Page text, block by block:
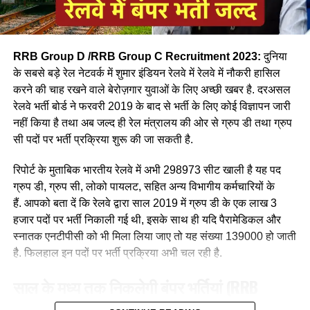
आपने अमूमन पुरुषों को ही रेल चलाते हुए देखा होगा लेकिन माथे पर लाल
बिंदी, भरी हुई मांग और हाथ में लाल चूड़ी पहने हुए महिला लोकों पायलेट
नीलम राथल रेल में सवार हजारों यात्रियों को सुरक्षित गंतव्य पहुंचाने की
रेलवे की सीनियर असिस्टेंट लोको पायलट नीलम बताती है कि जब वे
पेसीजर ट्रेन चलाती है तो कई लोग उन्हें देख कर हेरान रह जाते है कुछ
लड़कीया उन्हे देखकर काफी खुश भी होती है कि एक महिला ट्रेन चल रही
है।
RRB Group D /RRB Group C Recruitment 2023:दुनिया
के सबसे बड़े रेल नेटवर्क में शुमार इंडियन रेलवे में रेलवे में नौकरी हासिल
करने की चाह रखने वाले बेरोज़गार युवाओं के लिए अच्छी खबर है. दरअसल
रेलवे भर्ती बोर्ड ने फरवरी 2019 के बाद से भर्ती के लिए कोई विज्ञापन जारी
नहीं किया है तथा अब जल्द ही रेल मंत्रालय की ओर से ग्रुप डी तथा ग्रुप
सी पदों पर भर्ती प्रक्रिया शुरू की जा सकती है.
रिपोर्ट के मुताबिक भारतीय रेलवे में अभी 298973 सीट खाली है यह पद
ग्रुप डी, ग्रुप सी, लोको पायलट, सहित अन्य विभागीय कर्मचारियों के
हैं. आपको बता दें कि रेलवे द्वारा साल 2019 में ग्रुप डी के एक लाख 3
हजार पदों पर भर्ती निकाली गई थी, इसके साथ ही यदि पैरामेडिकल और
स्नातक एनटीपीसी को भी मिला लिया जाए तो यह संख्या 139000 हो जाती
है. फिलहाल इन पदों पर भर्ती प्रक्रिया अभी चल रही है.